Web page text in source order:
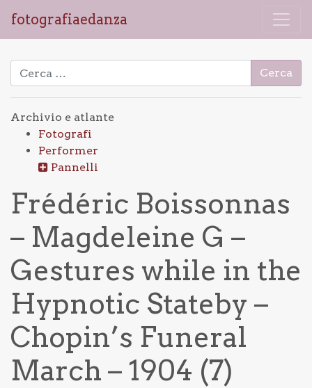
fotografiaedanza
Ricerca per:
Archivio e atlante
Fotografi
Performer
Pannelli
Frédéric Boissonnas
– Magdeleine G –
Gestures while in the
Hypnotic Stateby –
Chopin’s Funeral
March – 1904 (7)